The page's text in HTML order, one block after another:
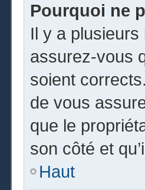
Pourquoi ne
Il y a
assurez-vous
soient
de vous
que le
son côté et
Haut